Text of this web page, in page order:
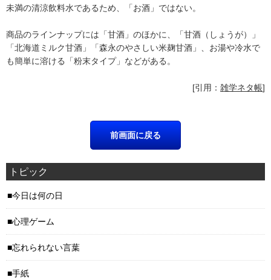
未満の清涼飲料水であるため、「お酒」ではない。
商品のラインナップには「甘酒」のほかに、「甘酒（しょうが）」
「北海道ミルク甘酒」「森永のやさしい米麹甘酒」、お湯や冷水で
も簡単に溶ける「粉末タイプ」などがある。
[引用： 雑学ネタ帳]
トピック
今日は何の日
心理ゲーム
忘れられない言葉
手紙